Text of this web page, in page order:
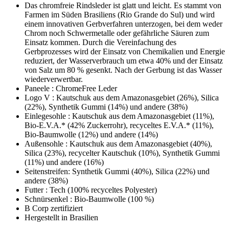
Das chromfreie Rindsleder ist glatt und leicht. Es stammt von
Farmen im Süden Brasiliens (Rio Grande do Sul) und wird
einem innovativen Gerbverfahren unterzogen, bei dem weder
Chrom noch Schwermetalle oder gefährliche Säuren zum
Einsatz kommen. Durch die Vereinfachung des
Gerbprozesses wird der Einsatz von Chemikalien und Energie
reduziert, der Wasserverbrauch um etwa 40% und der Einsatz
von Salz um 80 % gesenkt. Nach der Gerbung ist das Wasser
wiederverwertbar.
Paneele : ChromeFree Leder
Logo V : Kautschuk aus dem Amazonasgebiet (26%), Silica
(22%), Synthetik Gummi (14%) und andere (38%)
Einlegesohle : Kautschuk aus dem Amazonasgebiet (11%),
Bio-E.V.A.* (42% Zuckerrohr), recyceltes E.V.A.* (11%),
Bio-Baumwolle (12%) und andere (14%)
Außensohle : Kautschuk aus dem Amazonasgebiet (40%),
Silica (23%), recycelter Kautschuk (10%), Synthetik Gummi
(11%) und andere (16%)
Seitenstreifen: Synthetik Gummi (40%), Silica (22%) und
andere (38%)
Futter : Tech (100% recyceltes Polyester)
Schnürsenkel : Bio-Baumwolle (100 %)
B Corp zertifiziert
Hergestellt in Brasilien